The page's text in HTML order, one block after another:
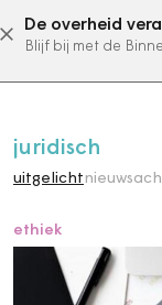
De overheid
Blijf bij met de
uitgelicht nieuws
juridisch
ethiek